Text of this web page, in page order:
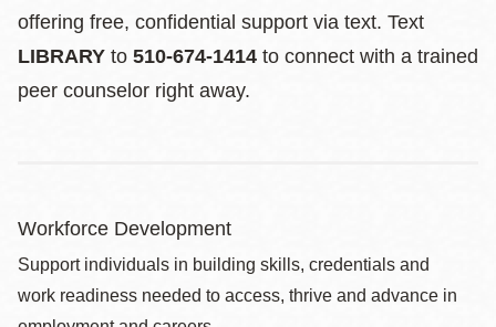
offering free, confidential support via text. Text
LIBRARY to 510-674-1414 to connect with a trained
peer counselor right away.
Workforce Development
Support individuals in building skills, credentials and
work readiness needed to access, thrive and advance in